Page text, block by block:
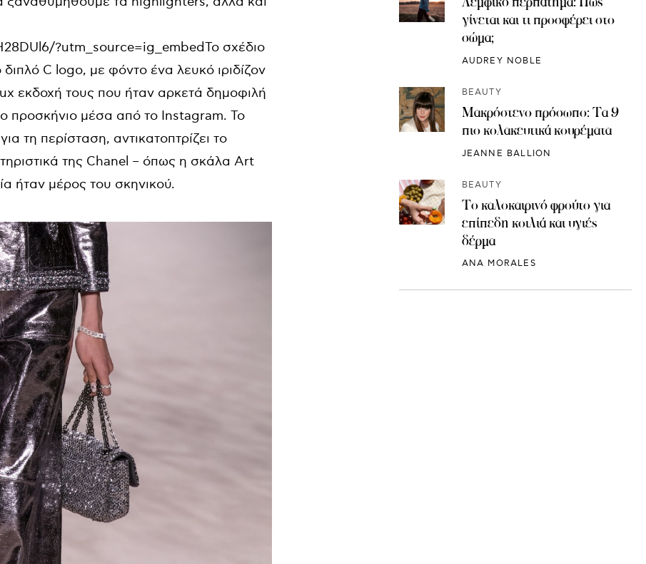
?utm_source=ig_embedΤο σχέδιο
C logo, με φόντο ένα λευκό ιριδίζον
εκδοχή τους που ήταν αρκετά δημοφιλή
προσκήνιο μέσα από το Instagram. Το
τη περίσταση, αντικατοπτρίζει το
της Chanel – όπως η σκάλα Art
ήταν μέρος του σκηνικού.
γίνεται και τι προσφέρει στο
σώμα;
AUDREY NOBLE
BEAUTY
Μακρόστενο πρόσωπο: Τα 9
πιο κολακευτικά κουρέματα
JEANNE BALLION
BEAUTY
Το καλοκαιρινό φρούτο για
επίπεδη κοιλιά και υγιές
δέρμα
ANA MORALES